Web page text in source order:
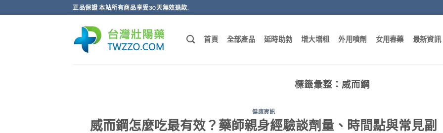
轉
正品保證 本站所有商品享受30天無效退款.
首頁 全部產品 延時助勃 增大增粗 外用噴劑 女用春藥 最新資訊
標籤彙整： 威而鋼
健康資訊
威而鋼怎麼吃最有效？藥師親身經驗談劑量、時間點與常見副